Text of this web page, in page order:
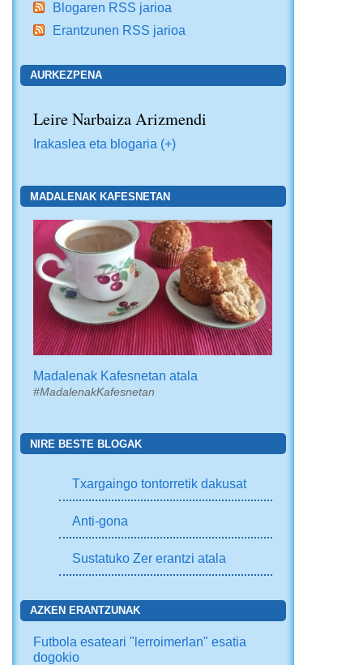
Blogaren RSS jarioa
Erantzunen RSS jarioa
AURKEZPENA
Leire Narbaiza Arizmendi
Irakaslea eta blogaria (+)
MADALENAK KAFESNETAN
Madalenak Kafesnetan atala
#MadalenakKafesnetan
NIRE BESTE BLOGAK
Txargaingo tontorretik dakusat
Anti-gona
Sustatuko Zer erantzi atala
AZKEN ERANTZUNAK
Futbola esateari "lerroimerlan" esatia
dogokio